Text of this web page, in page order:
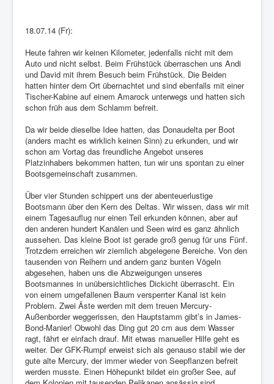
18.07.14 (Fr):
Heute fahren wir keinen Kilometer, jedenfalls nicht mit dem
Auto und nicht selbst. Beim Frühstück überraschen uns Andi
und David mit ihrem Besuch beim Frühstück. Die Beiden
hatten hinter dem Ort übernachtet und sind ebenfalls mit einer
Tischer-Kabine auf einem Amarock unterwegs und hatten sich
schon früh aus dem Schlamm befreit.
Da wir beide dieselbe Idee hatten, das Donaudelta per Boot
(anders macht es wirklich keinen Sinn) zu erkunden, und wir
schon am Vortag das freundliche Angebot unseres
Platzinhabers bekommen hatten, tun wir uns spontan zu einer
Bootsgemeinschaft zusammen.
Über vier Stunden schippert uns der abenteuerlustige
Bootsmann über den Kern des Deltas. Wir wissen, dass wir mit
einem Tagesauflug nur einen Teil erkunden können, aber auf
den anderen hundert Kanälen und Seen wird es ganz ähnlich
aussehen. Das kleine Boot ist gerade groß genug für uns Fünf.
Trotzdem erreichen wir ziemlich abgelegene Bereiche. Von den
tausenden von Reihern und andern ganz bunten Vögeln
abgesehen, haben uns die Abzweigungen unseres
Bootsmannes in unübersichtliches Dickicht überrascht. Ein
von einem umgefallenen Baum versperrter Kanal ist kein
Problem. Zwei Äste werden mit dem treuen Mercury-
Außenborder weggerissen, den Hauptstamm gibt’s in James-
Bond-Manier! Obwohl das Ding gut 20 cm aus dem Wasser
ragt, fährt er einfach drauf. Mit etwas manueller Hilfe geht es
weiter. Der GFK-Rumpf erweist sich als genauso stabil wie der
gute alte Mercury, der immer wieder von Seepflanzen befreit
werden musste. Einen Höhepunkt bildet ein großer See, auf